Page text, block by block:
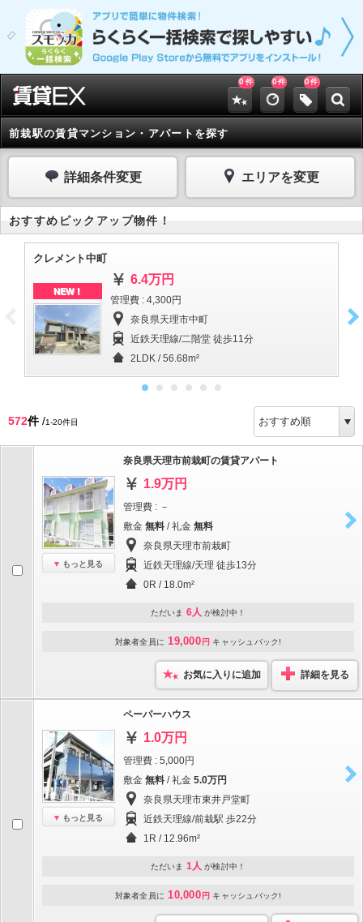
0 件 0件 0件
前栽駅の賃貸マンション・アパートを探す
詳細条件変更 エリアを変更
おすすめピックアップ物件！
クレメント中町
NEW！
6.4万円
管理費 : 4,300円
奈良県天理市中町
近鉄天理線/二階堂 徒歩11分
2LDK / 56.68m²
572件/1-20件目
もっと見る
奈良県天理市前栽町の賃貸アパート
1.9万円
管理費 : －
敷金 無料 / 礼金 無料
奈良県天理市前栽町
近鉄天理線/天理 徒歩13分
0R / 18.0m²
ただいま 6人 が検討中！
対象者全員に 19,000 円 キャッシュバック!
お気に入りに追加 詳細を見る
もっと見る
ペーパーハウス
1.0万円
管理費 : 5,000円
敷金 無料 / 礼金 5.0万円
奈良県天理市東井戸堂町
近鉄天理線/前栽駅 歩22分
1R / 12.96m²
ただいま 1人 が検討中！
対象者全員に 10,000 円 キャッシュバック!